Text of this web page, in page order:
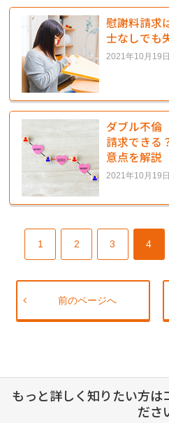
慰謝料請求
士なしでも
2021年10月19日
ダブル不倫
請求できる
意点を解説
2021年10月19日
1 2 3 4
前のページへ
もっと詳しく知りたい方は
ださ